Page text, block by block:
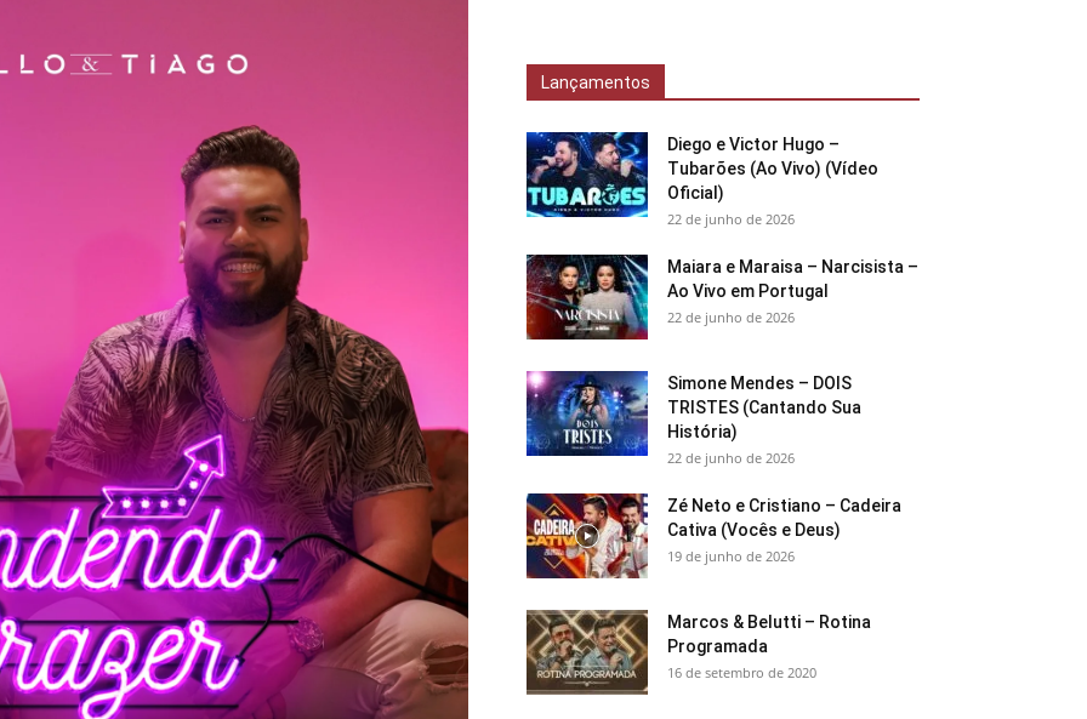
Lançamentos
Diego e Victor Hugo –
Tubarões (Ao Vivo) (Vídeo
Oficial)
22 de junho de 2026
Maiara e Maraisa – Narcisista –
Ao Vivo em Portugal
22 de junho de 2026
Simone Mendes – DOIS
TRISTES (Cantando Sua
História)
22 de junho de 2026
Zé Neto e Cristiano – Cadeira
Cativa (Vocês e Deus)
19 de junho de 2026
Marcos & Belutti – Rotina
Programada
16 de setembro de 2020